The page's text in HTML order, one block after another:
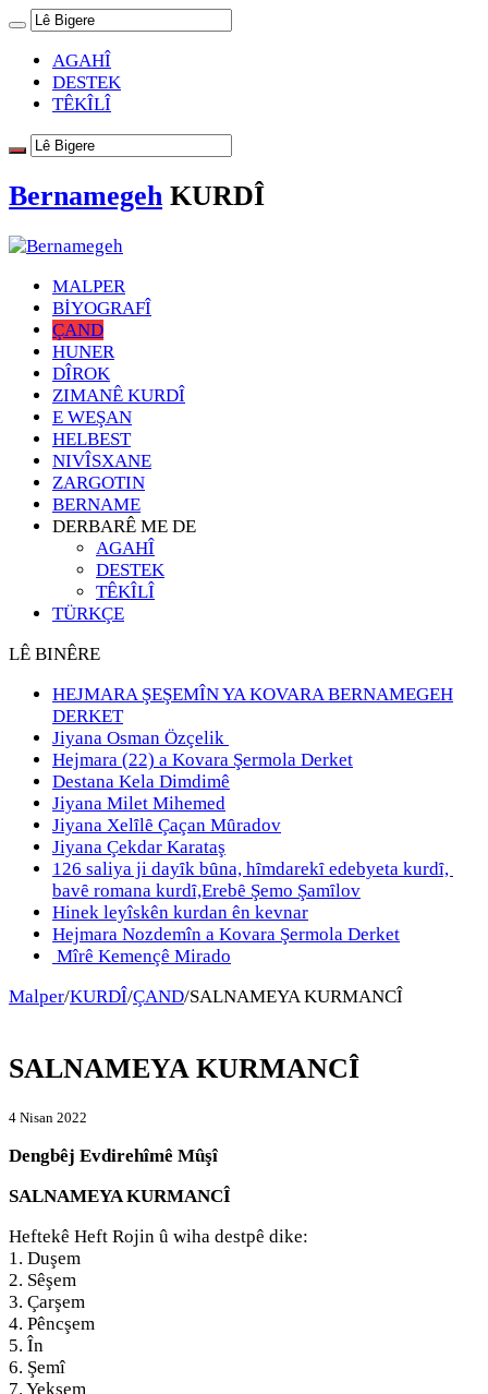
AGAHÎ
DESTEK
TÊKÎLÎ
Bernamegeh KURDÎ
MALPER
BİYOGRAFÎ
ÇAND
HUNER
DÎROK
ZIMANÊ KURDÎ
E WEŞAN
HELBEST
NIVÎSXANE
ZARGOTIN
BERNAME
DERBARÊ ME DE
AGAHÎ
DESTEK
TÊKÎLÎ
TÜRKÇE
LÊ BINÊRE
HEJMARA ŞEŞEMÎN YA KOVARA BERNAMEGEH
DERKET
Jiyana Osman Özçelik
Hejmara (22) a Kovara Şermola Derket
Destana Kela Dimdimê
Jiyana Milet Mihemed
Jiyana Xelȋlȇ Çaçan Mȗradov
Jiyana Çekdar Karataş
126 saliya ji dayȋk bȗna, hȋmdarekȋ edebyeta kurdȋ,
bavȇ romana kurdȋ,Erebȇ Şemo Şamȋlov
Hinek leyîskên kurdan ên kevnar
Hejmara Nozdemîn a Kovara Şermola Derket
Mîrê Kemençê Mirado
Malper/KURDÎ/ÇAND/SALNAMEYA KURMANCÎ
SALNAMEYA KURMANCÎ
4 Nisan 2022
Dengbêj Evdirehîmê Mûşî
SALNAMEYA KURMANCÎ
Heftekê Heft Rojin û wiha destpê dike:
1. Duşem
2. Sêşem
3. Çarşem
4. Pêncşem
5. În
6. Şemî
7. Yekşem